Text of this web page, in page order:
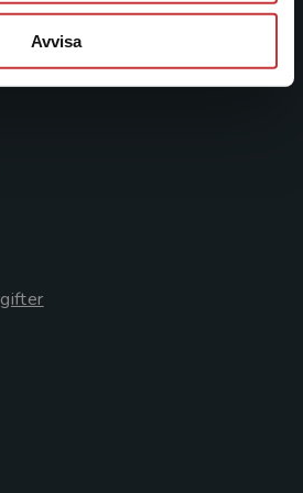
Avvisa